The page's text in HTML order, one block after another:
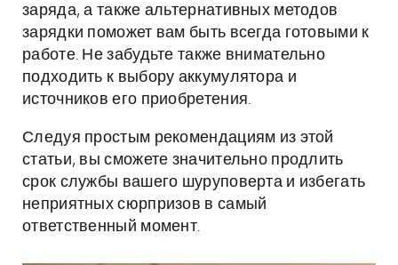
заряда, а также альтернативных методов
зарядки поможет вам быть всегда готовыми к
работе. Не забудьте также внимательно
подходить к выбору аккумулятора и
источников его приобретения.
Следуя простым рекомендациям из этой
статьи, вы сможете значительно продлить
срок службы вашего шуруповерта и избегать
неприятных сюрпризов в самый
ответственный момент.